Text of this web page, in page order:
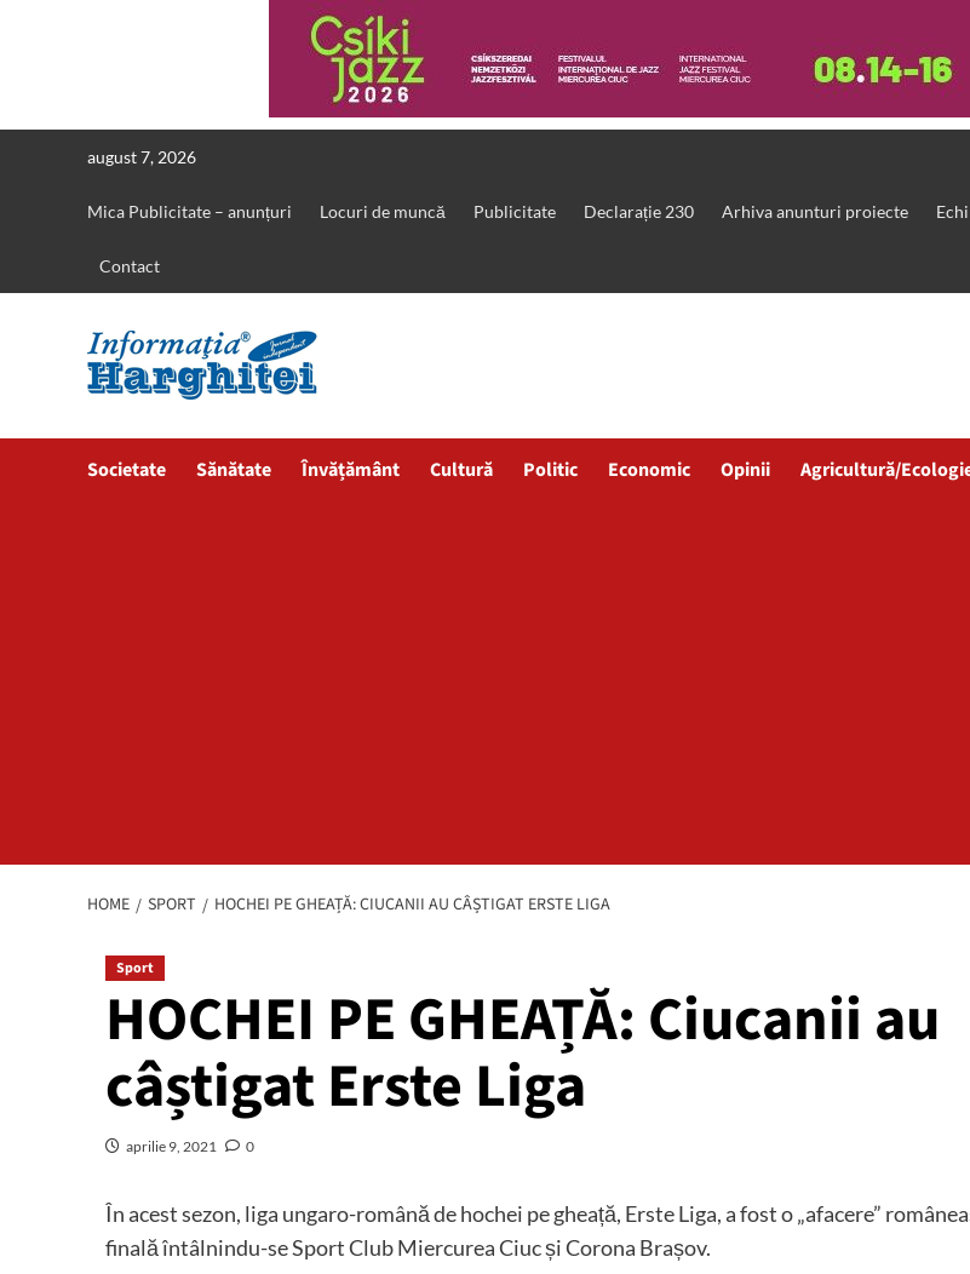
august 7, 2026
Mica Publicitate – anunțuri Locuri de muncă Publicitate Declarație 230 Arhiva anunturi proiecte
Contact
Societate Sănătate Învățământ Cultură Politic Economic Opinii Agricultură/
HOME SPORT HOCHEI PE GHEAȚĂ: CIUCANII AU CÂȘTIGAT ERSTE LIGA
Sport
HOCHEI PE GHEAȚĂ: Ciucanii au
câștigat Erste Liga
aprilie 9, 2021 0
În acest sezon, liga ungaro-română de hochei pe gheață, Erste Liga, a fost o „afacere”
finală întâlnindu-se Sport Club Miercurea Ciuc și Corona Brașov.